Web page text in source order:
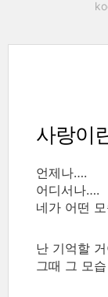
사랑이
언제나….
어디서나….
네가 어떤
난 기억할
그때 그 모